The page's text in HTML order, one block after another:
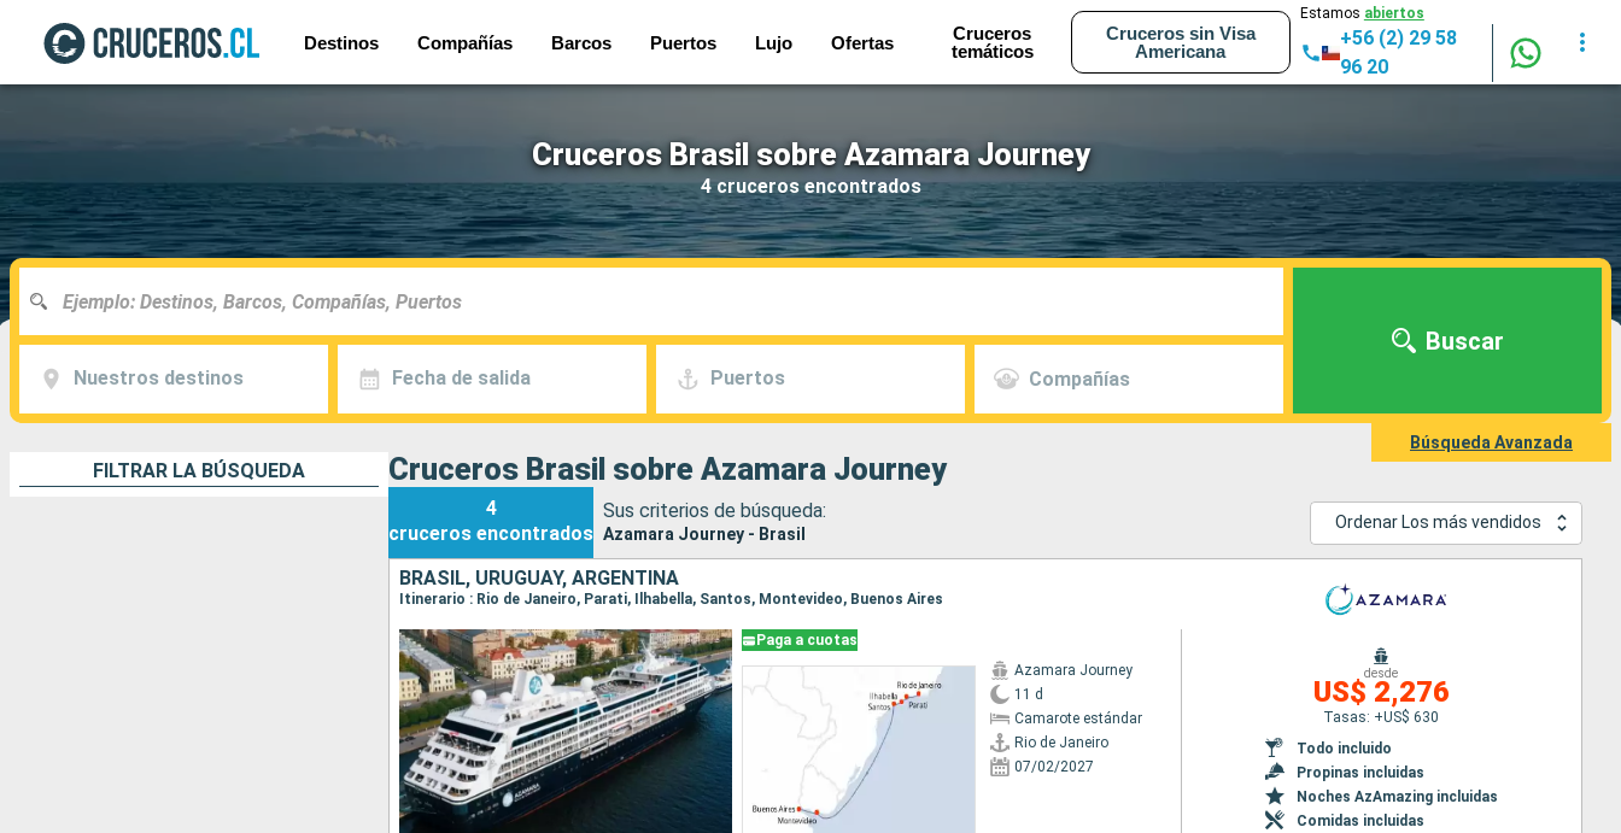
Destinos Compañías Barcos Puertos Lujo Ofertas
Cruceros
temáticos
Cruceros sin Visa
Americana
Estamos abiertos
+56 (2) 29 58
96 20
Cruceros Brasil sobre Azamara Journey
4 cruceros encontrados
Nuestros destinos Fecha de salida Puertos Compañías
Buscar
Búsqueda Avanzada
FILTRAR LA BÚSQUEDA Cruceros Brasil sobre Azamara Journey
4
cruceros encontrados
Sus criterios de búsqueda:
Azamara Journey - Brasil
Ordenar Los más vendidos
BRASIL, URUGUAY, ARGENTINA
Itinerario : Rio de Janeiro, Parati, Ilhabella, Santos, Montevideo, Buenos Aires
Paga a cuotas
Azamara Journey
11 d
Camarote estándar
Rio de Janeiro
07/02/2027
desde
US$ 2,276
Tasas: +US$ 630
Todo incluido
Propinas incluidas
Noches AzAmazing incluidas
Comidas incluidas